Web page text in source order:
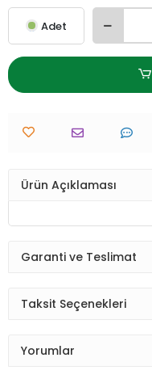
Adet
Ürün Açıklaması
Garanti ve Teslimat
Taksit Seçenekleri
Yorumlar